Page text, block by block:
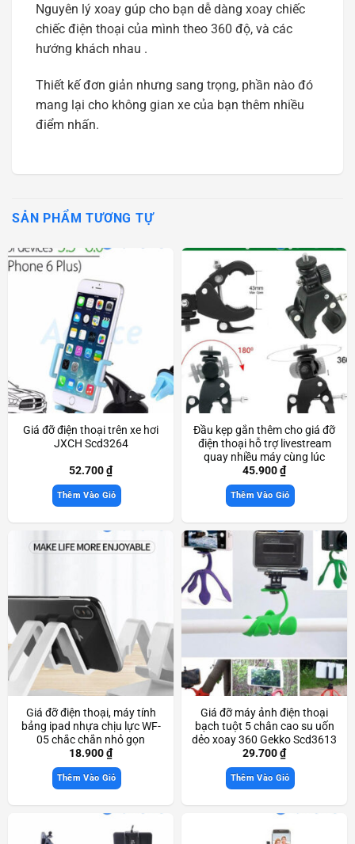
Nguyên lý xoay gúp cho bạn dễ dàng xoay chiếc
chiếc điện thoại của mình theo 360 độ, và các
hướng khách nhau .
Thiết kế đơn giản nhưng sang trọng, phần nào đó
mang lại cho không gian xe của bạn thêm nhiều
điểm nhấn.
SẢN PHẨM TƯƠNG TỰ
Giá đỡ điện thoại trên xe hơi
JXCH Scd3264
52.700₫
Thêm Vào Giỏ
Đầu kẹp gắn thêm cho giá đỡ
điện thoại hỗ trợ livestream
quay nhiều máy cùng lúc
Scd3560
45.900₫
Thêm Vào Giỏ
Giá đỡ điện thoại, máy tính
bảng ipad nhựa chịu lực WF-
05 chắc chắn nhỏ gọn
Scd3366
18.900₫
Thêm Vào Giỏ
Giá đỡ máy ảnh điện thoại
bạch tuột 5 chân cao su uốn
dẻo xoay 360 Gekko Scd3613
29.700₫
Thêm Vào Giỏ